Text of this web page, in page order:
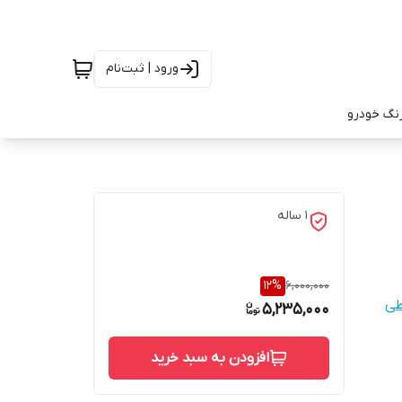
ورود | ثبت‌نام
خودرو
1 ساله
6,000,000
12%
5,235,000
افزودن به سبد خرید